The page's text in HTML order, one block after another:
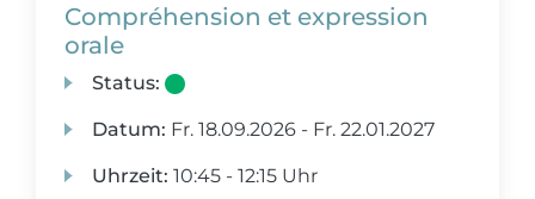
Compréhension et expression
orale
Status:
Datum: Fr. 18.09.2026 - Fr. 22.01.2027
Uhrzeit: 10:45 - 12:15 Uhr